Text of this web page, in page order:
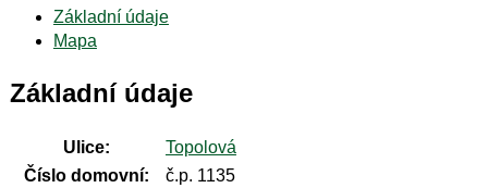
Základní údaje
Mapa
Základní údaje
Ulice:
Topolová
Číslo domovní:
č.p. 1135